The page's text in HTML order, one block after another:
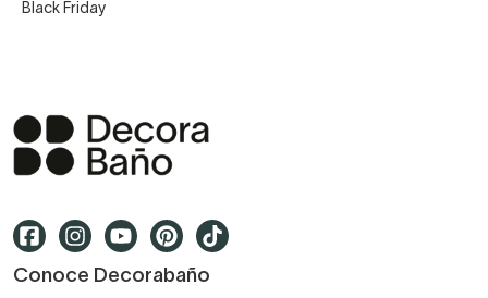
Black Friday
Conoce Decorabaño